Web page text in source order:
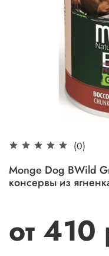
(0)
Monge Dog BWild
консервы из
от 410